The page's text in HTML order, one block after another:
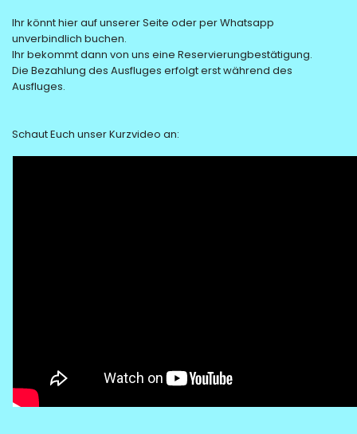
Ihr könnt hier auf unserer Seite oder per Whatsapp
unverbindlich buchen.
Ihr bekommt dann von uns eine Reservierungbestätigung.
Die Bezahlung des Ausfluges erfolgt erst während des
Ausfluges.
Schaut Euch unser Kurzvideo an: